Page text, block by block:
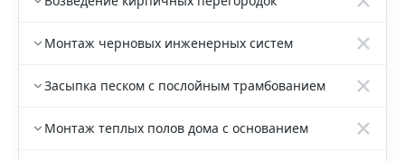
Монтаж черновых инженерных систем
Засыпка песком с послойным трамбованием
Монтаж теплых полов дома с основанием